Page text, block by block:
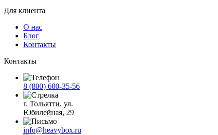
Для клиента
О нас
Блог
Контакты
Контакты
8 (800) 600-35-56
г. Тольятти, ул.
Юбилейная, 29
info@heavybox.ru